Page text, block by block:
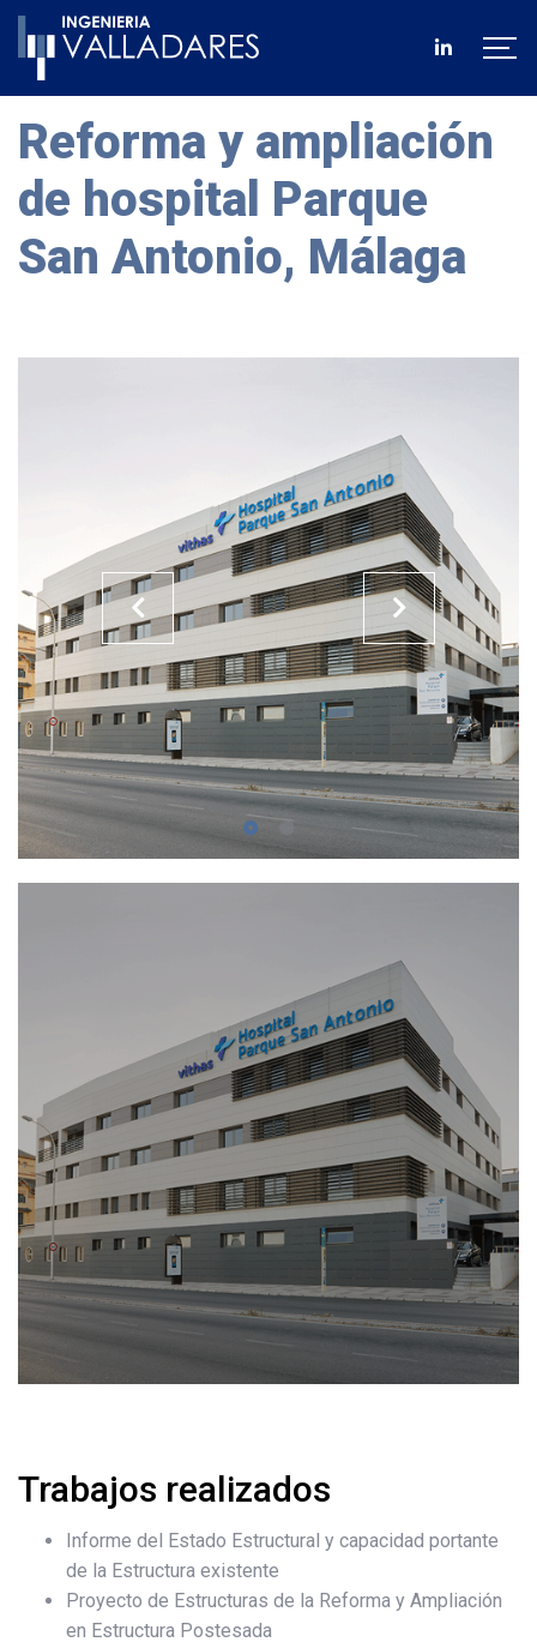
Reforma y ampliación
de hospital Parque
San Antonio, Málaga
Trabajos realizados
Informe del Estado Estructural y capacidad portante
de la Estructura existente
Proyecto de Estructuras de la Reforma y Ampliación
en Estructura Postesada